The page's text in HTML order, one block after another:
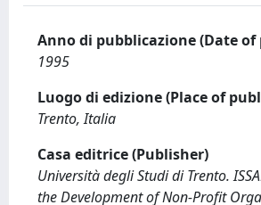
Anno di pubblicazione (Date
1995
Luogo di edizione (Place of
Trento, Italia
Casa editrice (Publisher)
Università degli Studi di Trento.
the Development of Non-Profit